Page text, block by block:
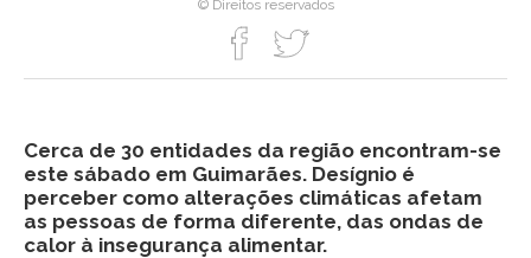
© Direitos reservados
Cerca de 30 entidades da região encontram-se
este sábado em Guimarães. Desígnio é
perceber como alterações climáticas afetam
as pessoas de forma diferente, das ondas de
calor à insegurança alimentar.